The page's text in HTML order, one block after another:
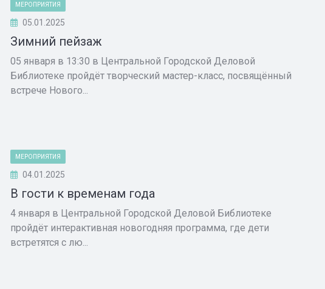
МЕРОПРИЯТИЯ
05.01.2025
Зимний пейзаж
05 января в 13:30 в Центральной Городской Деловой
Библиотеке пройдёт творческий мастер-класс, посвящённый
встрече Нового...
МЕРОПРИЯТИЯ
04.01.2025
В гости к временам года
4 января в Центральной Городской Деловой Библиотеке
пройдёт интерактивная новогодняя программа, где дети
встретятся с лю...